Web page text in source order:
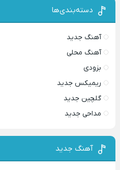
دسته‌بندی‌ها
آهنگ جدید
آهنگ محلی
بزودی
ریمیکس جدید
گلچین جدید
مداحی جدید
آهنگ جدید